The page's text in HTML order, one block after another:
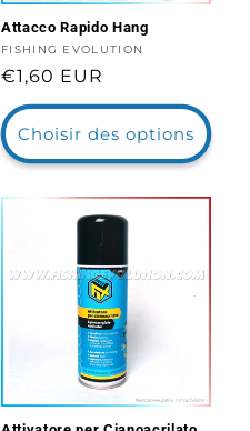
Attacco Rapido Hang
Distributeur :
FISHING EVOLUTION
Prix
habituel
€1,60 EUR
Choisir des options